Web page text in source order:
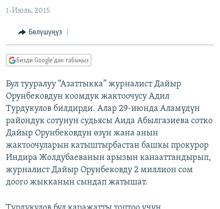
ЭКОНОМИКА
МАДАНИЯТ
БОРБОР АЗИЯ
АТАЙЫН ИЛИКТӨӨ
ТВ ПРОГРАММАЛАР
ЭКСПЕРТТЕР ТАЛДАЙТ
БИЗ ЖАНА ДҮЙНӨ
ЭЖЕ-СИҢДИЛЕР
АЗАТТЫК+
ЫҢГАЙСЫЗ СУРООЛОР
ӨЗГӨЧӨ ПИКИР
Русский
ОНЛАЙН ШЕРИНЕ
ЭЕ/АРнун бардык сайттары
1-Июль, 2015
Бөлүшүңүз
Бизди Google'дан табыңыз
Бул тууралуу “Азаттыкка” журналист Дайыр
Орунбековдун коомдук жактоочусу Адил
Турдукулов билдирди. Алар 29-июнда Аламүдүн
райондук сотунун судьясы Аида Абылгазиева сотко
Дайыр Орунбековдун өзүн жана анын
жактоочуларын катыштырбастан башкы прокурор
Индира Жолдубаеванын арызын канааттандырып,
журналист Дайыр Орунбековду 2 миллион сом
доого жыкканын сындап жатышат.